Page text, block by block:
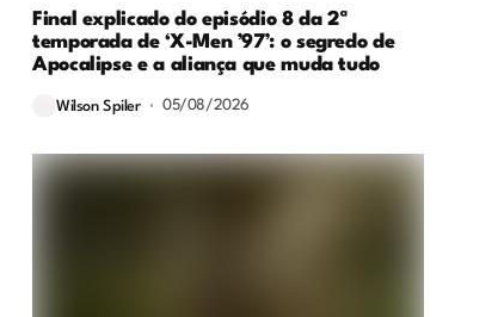
Final explicado do episódio 8 da 2ª
temporada de ‘X-Men ’97’: o segredo de
Apocalipse e a aliança que muda tudo
Wilson Spiler 05/08/2026